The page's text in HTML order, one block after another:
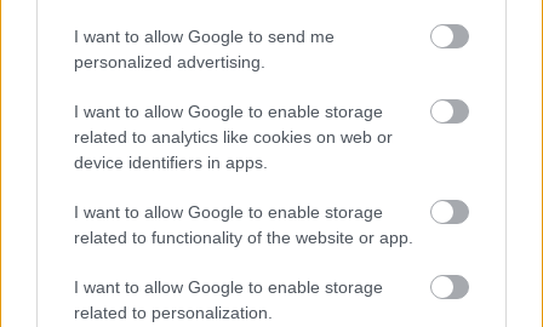
I want to allow Google to send me
personalized advertising.
I want to allow Google to enable storage
related to analytics like cookies on web or
device identifiers in apps.
I want to allow Google to enable storage
related to functionality of the website or app.
I want to allow Google to enable storage
related to personalization.
NYOMÁBAN MAGYAR ELŐZETESE
SZÁGULDÁS, SÁRKÁNYOK, ROSSZFIÚK – A NYÁR